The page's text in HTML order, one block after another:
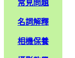
常見問題
名詞解釋
相機保養